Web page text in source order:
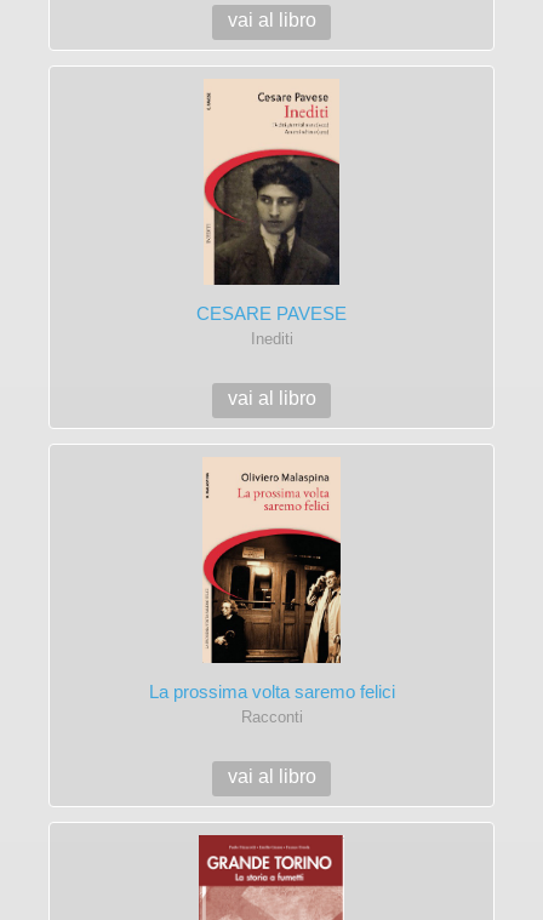
vai al libro
CESARE PAVESE
Inediti
vai al libro
La prossima volta saremo felici
Racconti
vai al libro